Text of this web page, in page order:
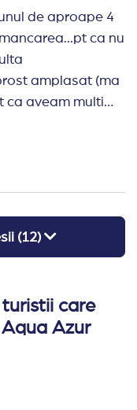
de aproape 4
ca nu
amplasat (ma
ca aveam multi
toata
ca pe
(12)
care
Azur